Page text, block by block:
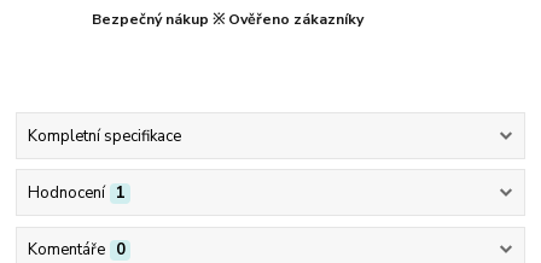
Bezpečný nákup ※ Ověřeno zákazníky
Kompletní specifikace
Hodnocení 1
Komentáře 0